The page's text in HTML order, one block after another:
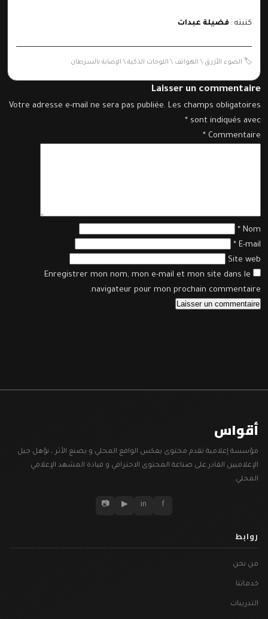
كتبته : فضيلة عبدات
🏷️ الضوء الأزرق \ الهواتف \ اللوحات الذكية \ الإصابة بالسرطان
Laisser un commentaire
Votre adresse e-mail ne sera pas publiée. Les champs obligatoires
sont indiqués avec
*
Commentaire
*
Nom
*
E-mail
*
Site web
Enregistrer mon nom, mon e-mail et mon site dans le
navigateur pour mon prochain commentaire.
أقواس
مؤسسة إعلامية تقدم محتوى يعكس الواقع المحلي و يصنع الأثر ، نؤهل جيل
الإعلاميين القادر على صناعة المحتوى الاحترافي و قيادة المشهد الإعلامي
المحلي.
f
in
▶
📷
روابط
من نحن
خدماتنا
التدريبات